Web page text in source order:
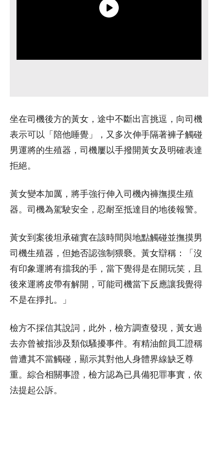
坐在司機後方的黃女，途中不斷出言挑逗，向司機
表示可以「陪他睡覺」，又多次伸手隔著褲子觸碰
男運將的生殖器，司機屢以手撥開黃女及明確表達
拒絕。
黃女變本加厲，將手強行伸入司機內褲撫摸生殖
器。司機為駕駛安全，忍耐至抵達目的地後報警。
黃女到案後坦承確實在該時間與地點觸碰並撫摸男
司機生殖器，但她否認強制猥褻。黃女辯稱：「沒
有印象運將有擋我的手，當下覺得是在開玩笑，且
後來運將皮帶有解開，可能司機當下反應讓我覺得
不是在掙扎。」
檢方不採信其說詞，此外，檢方調查發現，黃女過
去亦曾被指涉及類似騷擾事件。有精油館員工證稱
曾遭其不當觸碰，顯示其對他人身體界線缺乏尊
重。綜合相關事證，檢方認為已具備犯罪事實，依
法提起公訴。